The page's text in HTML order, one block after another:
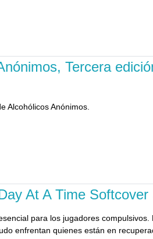
Tercera
Alcohólicos Anónimos.
At A Time Softcover
para los jugadores
enfrentan quienes están en